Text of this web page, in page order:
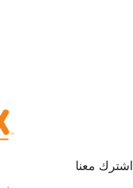
اشترك معنا